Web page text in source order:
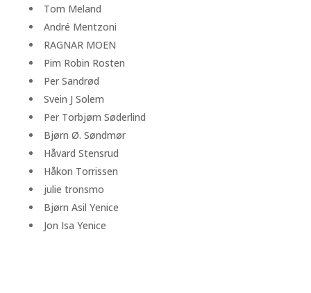
Tom Meland
André Mentzoni
RAGNAR MOEN
Pim Robin Rosten
Per Sandrød
Svein J Solem
Per Torbjørn Søderlind
Bjørn Ø. Søndmør
Håvard Stensrud
Håkon Torrissen
julie tronsmo
Bjørn Asil Yenice
Jon Isa Yenice